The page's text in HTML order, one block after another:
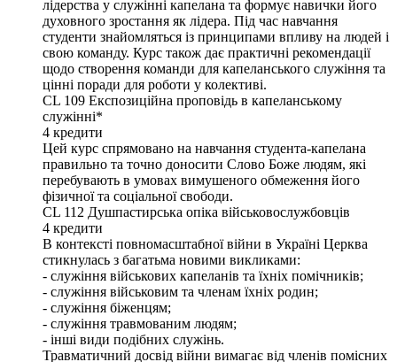
лідерства у служінні капелана та формує навички його
духовного зростання як лідера. Під час навчання
студенти знайомляться із принципами впливу на людей і
свою команду. Курс також дає практичні рекомендації
щодо створення команди для капеланського служіння та
цінні поради для роботи у колективі.
CL 109 Експозиційна проповідь в капеланському
служінні*
4 кредити
Цей курс спрямовано на навчання студента-капелана
правильно та точно доносити Слово Боже людям, які
перебувають в умовах вимушеного обмеження його
фізичної та соціальної свободи.
CL 112 Душпастирська опіка військовослужбовців
4 кредити
В контексті повномасштабної війни в Україні Церква
стикнулась з багатьма новими викликами:
- служіння військових капеланів та їхніх помічників;
- служіння військовим та членам їхніх родин;
- служіння біженцям;
- служіння травмованим людям;
- інші види подібних служінь.
Травматичний досвід війни вимагає від членів помісних